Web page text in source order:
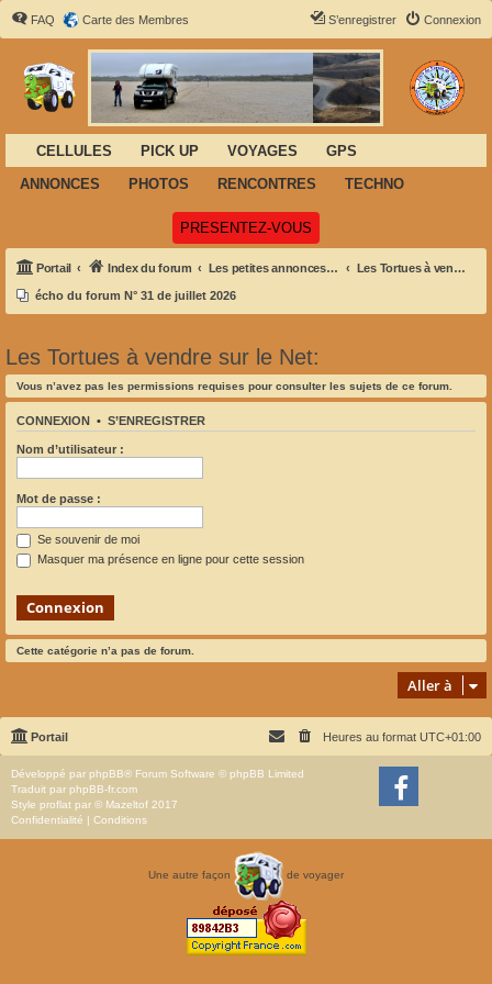
FAQ Carte des Membres Connexion
S’enregistrer
CELLULES PICK UP VOYAGES
GPS
ANNONCES
PHOTOS RENCONTRES TECHNO
PRESENTEZ-VOUS
Portail Index du forum Les petites annonces de Félix Les Tortues à vendre sur le Net:
écho du forum N° 31 de juillet 2026
Les Tortues à vendre sur le Net:
Vous n’avez pas les permissions requises pour consulter les sujets de ce forum.
CONNEXION • S’ENREGISTRER
Nom d’utilisateur :
Mot de passe :
Se souvenir de moi
Masquer ma présence en ligne pour cette session
Cette catégorie n’a pas de forum.
Aller à
Portail Heures au format UTC+01:00
Développé par phpBB® Forum Software © phpBB Limited
Traduit par phpBB-fr.com
Style proflat par © Mazeltof 2017
Confidentialité | Conditions
Une autre façon de voyager